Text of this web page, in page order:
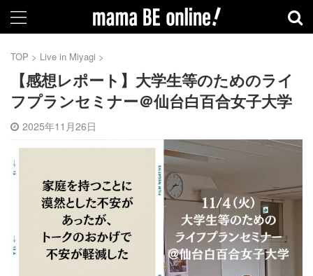
TOP > Live in Miyagi >
【感想レポート】大学生等のためのライ
フプランセミナー＠仙台白百合女子大学
2025年11月26日